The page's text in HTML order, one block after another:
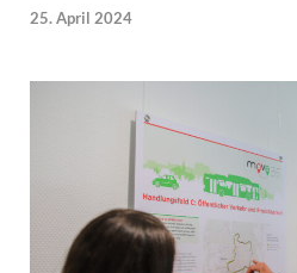
25. April 2024